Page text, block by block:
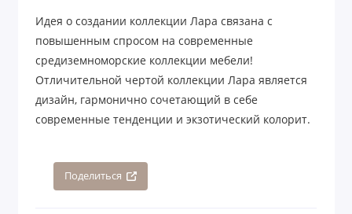
Идея о создании коллекции Лара связана с
повышенным спросом на современные
средиземноморские коллекции мебели!
Отличительной чертой коллекции Лара является
дизайн, гармонично сочетающий в себе
современные тенденции и экзотический колорит.
Поделиться